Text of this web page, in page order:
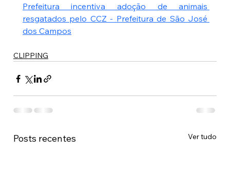
Prefeitura incentiva adoção de animais
resgatados pelo CCZ - Prefeitura de São José
dos Campos
CLIPPING
Posts recentes Ver tudo